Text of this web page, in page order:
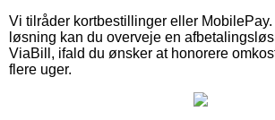
Vi tilråder kortbestillinger eller
løsning kan du overveje en
ViaBill, ifald du ønsker at honorere
flere uger.